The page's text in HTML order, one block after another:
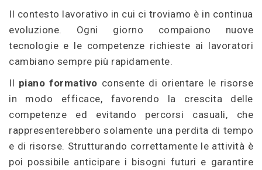
Il contesto lavorativo in cui ci troviamo è in continua
evoluzione. Ogni giorno compaiono nuove
tecnologie e le competenze richieste ai lavoratori
cambiano sempre più rapidamente.
Il piano formativo consente di orientare le risorse
in modo efficace, favorendo la crescita delle
competenze ed evitando percorsi casuali, che
rappresenterebbero solamente una perdita di tempo
e di risorse. Strutturando correttamente le attività è
poi possibile anticipare i bisogni futuri e garantire